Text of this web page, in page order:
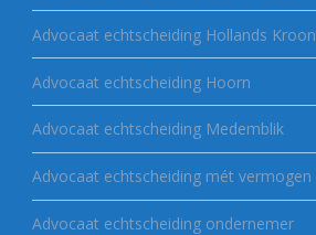
Advocaat echtscheiding Hollands Kroon
Advocaat echtscheiding Hoorn
Advocaat echtscheiding Medemblik
Advocaat echtscheiding mét vermogen
Advocaat echtscheiding ondernemer